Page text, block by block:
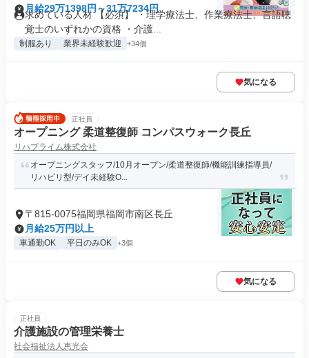
月給29万1398円～31万7234円
求めている人材 【必須】 ・理学療法士、作業療法士、言語聴
覚士のいずれかの資格 ・介護...
制服あり 業界未経験歓迎 +34個
気になる
正社員
オープニング 柔道整復師 コンパスウォーク長丘
リハプライム株式会社
オープニングスタッフ/10月オープン/柔道整復師/機能訓練指導員/
リハビリ型/デイ未経験O...
〒815-0075福岡県福岡市南区長丘
月給25万円以上
車通勤OK 平日のみOK +3個
気になる
正社員
介護施設の管理栄養士
社会福祉法人恵光会